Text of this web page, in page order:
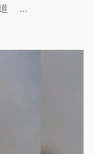
...